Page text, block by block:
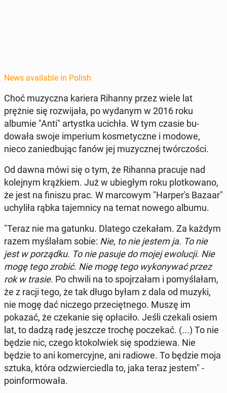
News available in Polish
Choć muzy­cz­na kariera Rihanny przez wiele lat
prężnie się rozwi­jała, po wydanym w 2016 roku
albumie "Anti" artys­t­ka ucichła. W tym czasie bu­
dowała swoje im­peri­um kos­me­ty­czne i modowe,
nieco zanied­bu­jąc fanów jej muzy­cznej twór­c­zoś­ci.
Od dawna mówi się o tym, że Rihanna pracuje nad
kole­jnym krążkiem. Już w ubiegłym roku plotkowano,
że jest na finiszu prac. W mar­cowym "Harper's Bazaar"
uchyliła rąbka tajem­ni­cy na temat nowego albumu.
"Teraz nie ma gatunku. Dlatego czekałam. Za każdym
razem myślałam sobie: Nie, to nie jestem ja. To nie
jest w porząd­ku. To nie pasuje do mojej ewolucji. Nie
mogę tego zrobić. Nie mogę tego wykony­wać przez
rok w trasie. Po chwili na to spo­jrza­łam i pomyślałam,
że z racji tego, że tak długo byłam z dala od muzyki,
nie mogę dać niczego prze­cięt­nego. Muszę im
pokazać, że czekanie się opłaciło. Jeśli czekali osiem
lat, to dadzą radę jeszcze trochę poczekać. (...) To nie
będzie nic, czego ktokol­wiek się spodziewa. Nie
będzie to ani komer­cyjne, ani radiowe. To będzie moja
sztuka, która odzwier­cied­la to, jaka teraz jestem" -
poin­for­mowała.